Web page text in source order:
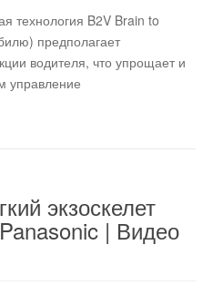
технология B2V Brain to
предполагает
водителя, что упрощает и
управление
экзоскелет
| Видео